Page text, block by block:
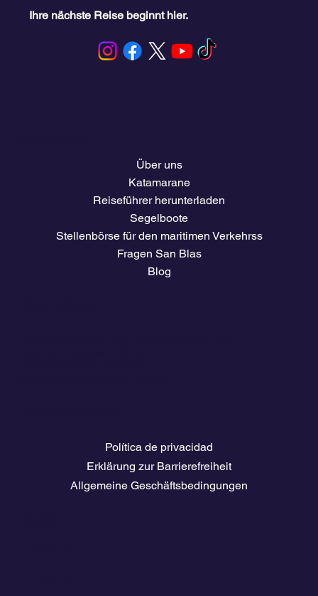
Über uns
Katamarane
Reiseführer herunterladen
Segelboote
Stellenbörse für den maritimen Verkehrss
Fragen San Blas
Blog
Ihre nächste Reise beginnt hier.
Política de privacidad
Erklärung zur Barrierefreiheit
Allgemeine Geschäftsbedingungen